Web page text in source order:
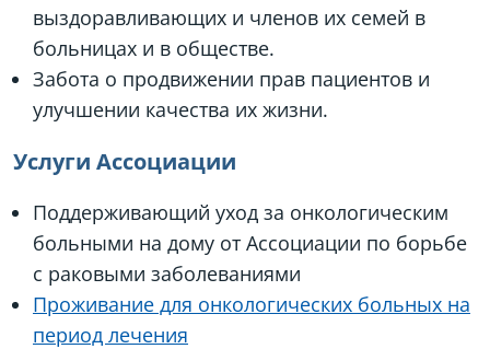
выздоравливающих и членов их семей в
больницах и в обществе.
Забота о продвижении прав пациентов и
улучшении качества их жизни.
Услуги Ассоциации
Поддерживающий уход за онкологическим
больными на дому от Ассоциации по борьбе
с раковыми заболеваниями
Проживание для онкологических больных на
период лечения